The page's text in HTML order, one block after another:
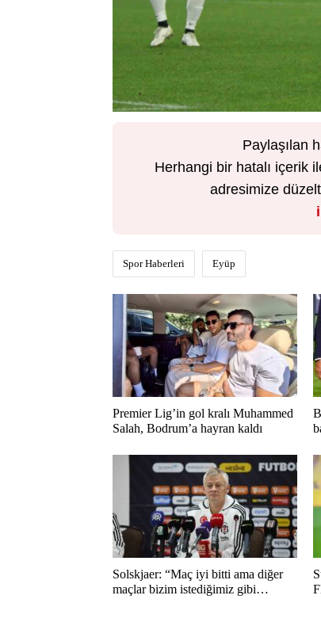
Paylaşılan
Herhangi bir hatalı içerik
adresimize
Spor Haberleri Eyüp
Premier Lig’in gol kralı Muhammed
Salah, Bodrum’a hayran kaldı
Solskjaer: “Maç iyi bitti ama diğer
maçlar bizim istediğimiz gibi